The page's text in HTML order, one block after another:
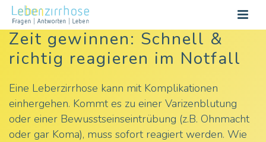
Zeit gewinnen: Schnell &
richtig reagieren im Notfall
Eine Leberzirrhose kann mit Komplikationen
einhergehen. Kommt es zu einer Varizenblutung
oder einer Bewusstseinseintrübung (z.B. Ohnmacht
oder gar Koma), muss sofort reagiert werden. Wie